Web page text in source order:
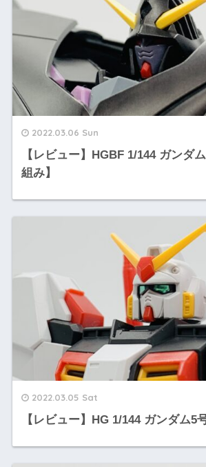
2022.03.06 Sun
【レビュー】HGBF 1/144 ガンダ
組み】
2022.03.05 Sat
【レビュー】HG 1/144 ガンダム5